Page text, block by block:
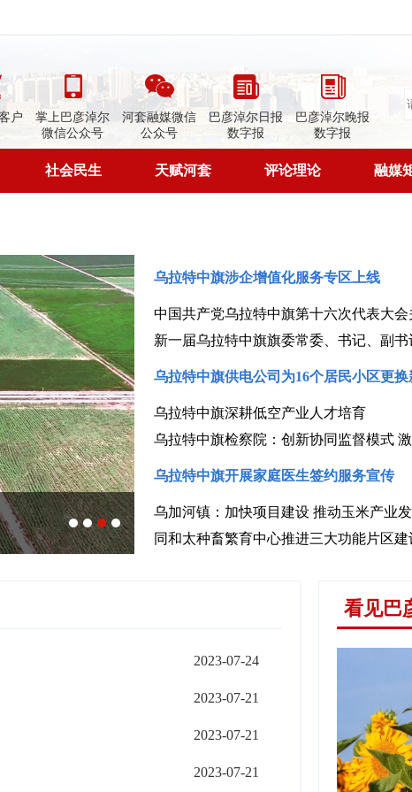
户
掌上巴彦淖尔
微信公众号
河套融媒微信
公众号
巴彦淖尔日报
数字报
巴彦淖尔晚报
数字报
社会民生 天赋河套 评论理论 融媒
乌拉特中旗：科技特派员扎根田
乌拉特中旗涉企增值化服务专区上线
新一届乌拉特中旗旗委常委、书记、副书
乌拉特中旗供电公司为16个居民小区更换
乌拉特中旗深耕低空产业人才培育
乌拉特中旗检察院：创新协同监督模式
乌拉特中旗开展家庭医生签约服务宣传
乌加河镇：加快项目建设 推动玉米产业
同和太种畜繁育中心推进三大功能片区建
2023-07-24
2023-07-21
2023-07-21
2023-07-21
看见巴